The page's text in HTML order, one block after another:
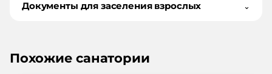
Документы для заселения взрослых ⌄
Похожие санатории